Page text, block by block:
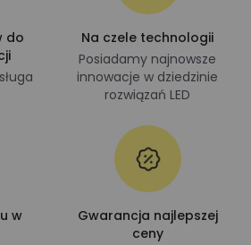
do
Na czele technologii
Posiadamy najnowsze
innowacje w dziedzinie
rozwiązań LED
w
Gwarancja najlepszej
ceny